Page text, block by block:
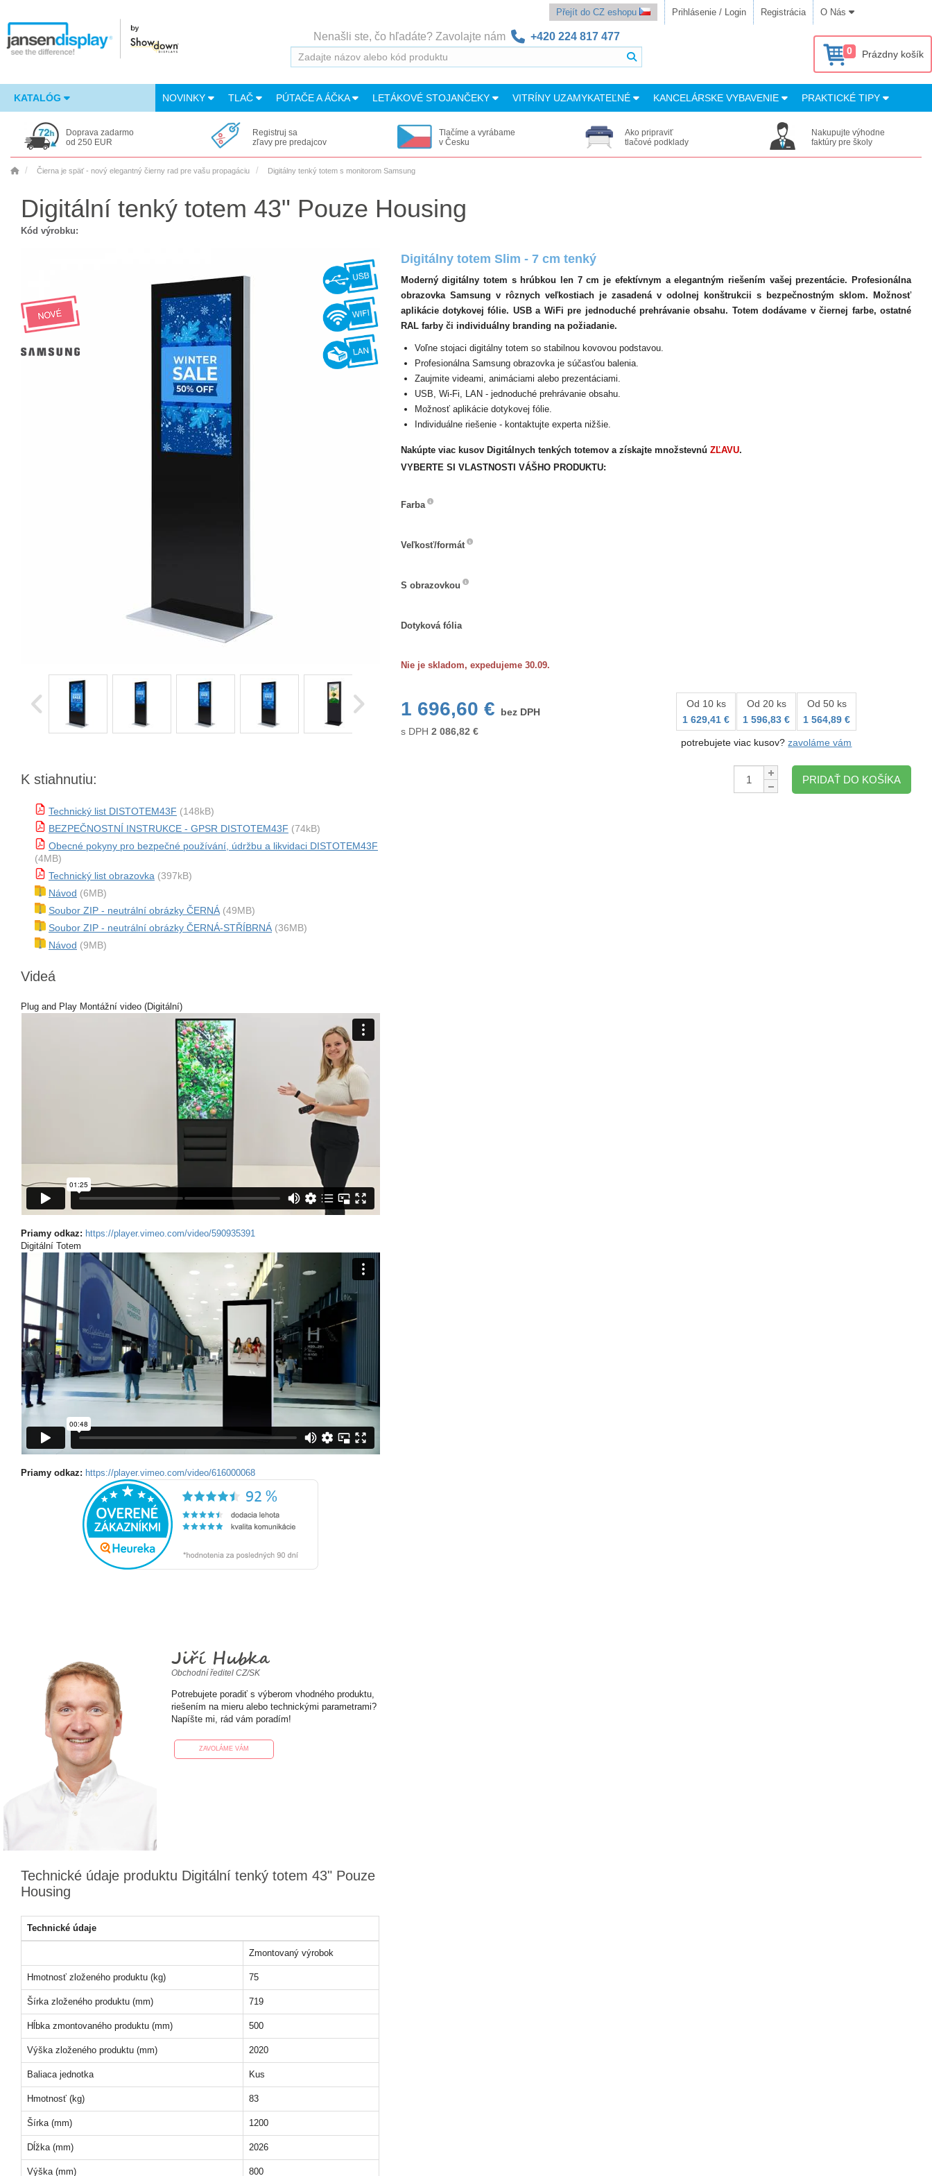
Přejít do CZ eshopu Prihlásenie / Login Registrácia O Nás
Nenašli ste, čo hľadáte? Zavolajte nám +420 224 817 477
0 Prázdny košík
KATALÓG NOVINKY TLAČ PÚTAČE A ÁČKA LETÁKOVÉ STOJANČEKY VITRÍNY UZAMYKATEĽNÉ KANCELÁRSKE VYBAVENIE PRAKTICKÉ TIPY
Doprava zadarmo
od 250 EUR
Registruj sa
zľavy pre predajcov
Tlačíme a vyrábame
v Česku
Ako pripraviť
tlačové podklady
Nakupujte výhodne
faktúry pre školy
Čierna je späť - nový elegantný čierny rad pre vašu propagáciu Digitálny tenký totem s monitorom Samsung
Digitální tenký totem 43" Pouze Housing
Kód výrobku:
K stiahnutiu:
Technický list DISTOTEM43F (148kB)
BEZPEČNOSTNÍ INSTRUKCE - GPSR DISTOTEM43F (74kB)
Obecné pokyny pro bezpečné používání, údržbu a likvidaci DISTOTEM43F
(4MB)
Technický list obrazovka (397kB)
Návod (6MB)
Soubor ZIP - neutrální obrázky ČERNÁ (49MB)
Soubor ZIP - neutrální obrázky ČERNÁ-STŘÍBRNÁ (36MB)
Návod (9MB)
Videá
Plug and Play Montážní video (Digitální)
Priamy odkaz: https://player.vimeo.com/video/590935391
Digitální Totem
Priamy odkaz: https://player.vimeo.com/video/616000068
Jiří Hubka
Obchodní ředitel CZ/SK
Potrebujete poradiť s výberom vhodného produktu,
riešením na mieru alebo technickými parametrami?
Napíšte mi, rád vám poradím!
ZAVOLÁME VÁM
Technické údaje produktu Digitální tenký totem 43" Pouze
Housing
Technické údaje
Zmontovaný výrobok
Hmotnosť zloženého produktu (kg) 75
Šírka zloženého produktu (mm) 719
Hĺbka zmontovaného produktu (mm) 500
Výška zloženého produktu (mm) 2020
Baliaca jednotka Kus
Hmotnosť (kg) 83
Šírka (mm) 1200
Dĺžka (mm) 2026
Výška (mm) 800
Digitálny totem Slim - 7 cm tenký
Moderný digitálny totem s hrúbkou len 7 cm je efektívnym a elegantným riešením vašej prezentácie. Profesionálna
obrazovka Samsung v rôznych veľkostiach je zasadená v odolnej konštrukcii s bezpečnostným sklom. Možnosť
aplikácie dotykovej fólie. USB a WiFi pre jednoduché prehrávanie obsahu. Totem dodávame v čiernej farbe, ostatné
RAL farby či individuálny branding na požiadanie.
Voľne stojaci digitálny totem so stabilnou kovovou podstavou.
Profesionálna Samsung obrazovka je súčasťou balenia.
Zaujmite videami, animáciami alebo prezentáciami.
USB, Wi-Fi, LAN - jednoduché prehrávanie obsahu.
Možnosť aplikácie dotykovej fólie.
Individuálne riešenie - kontaktujte experta nižšie.
Nakúpte viac kusov Digitálnych tenkých totemov a získajte množstevnú ZĽAVU.
VYBERTE SI VLASTNOSTI VÁŠHO PRODUKTU:
Farba
Veľkosť/formát
S obrazovkou
Dotyková fólia
Nie je skladom, expedujeme 30.09.
1 696,60 €
bez DPH
s DPH 2 086,82 €
Od 10 ks
1 629,41 €
Od 20 ks
1 596,83 €
Od 50 ks
1 564,89 €
potrebujete viac kusov?zavoláme vám
Množstvo:
PRIDAŤ DO KOŠÍKA